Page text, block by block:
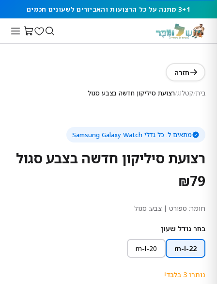
3+1 מתנה על כל הרצועות והאביזרים לשעונים חכמים
חזרה
בית/קטלוג/רצועת סיליקון חדשה בצבע סגול
מתאים ל: כל גדלי Samsung Galaxy Watch
רצועת סיליקון חדשה בצבע סגול
₪79
חומר: ספורט | צבע: סגול
בחר גודל שעון
22-m-l
20-m-l
נותרו 3 בלבד!